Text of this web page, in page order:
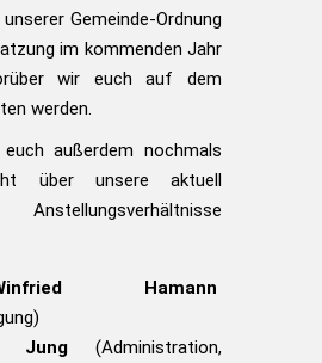
Gemeinde-Ordnung
im kommenden Jahr
wir euch auf dem
werden.
außerdem nochmals
über unsere aktuell
Anstellungsverhältnisse
Hamann
Jung (Administration,